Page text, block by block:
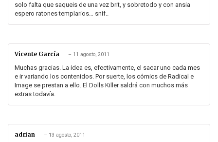
solo falta que saqueis de una vez brit, y sobretodo y con ansia
espero ratones templarios… snif..
Vicente García – 11 agosto, 2011
Muchas gracias. La idea es, efectivamente, el sacar uno cada mes
e ir variando los contenidos. Por suerte, los cómics de Radical e
Image se prestan a ello. El Dolls Killer saldrá con muchos más
extras todavía.
adrian – 13 agosto, 2011